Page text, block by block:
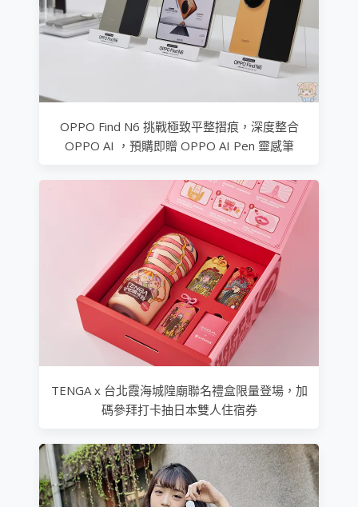
OPPO Find N6 挑戰極致平整摺痕，深度整合
OPPO AI ，預購即贈 OPPO AI Pen 靈感筆
TENGA x 台北霞海城隍廟聯名禮盒限量登場，加
碼參拜打卡抽日本雙人住宿券